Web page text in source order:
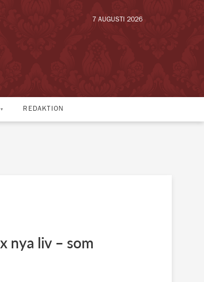
7 AUGUSTI 2026
REDAKTION
nya liv – som